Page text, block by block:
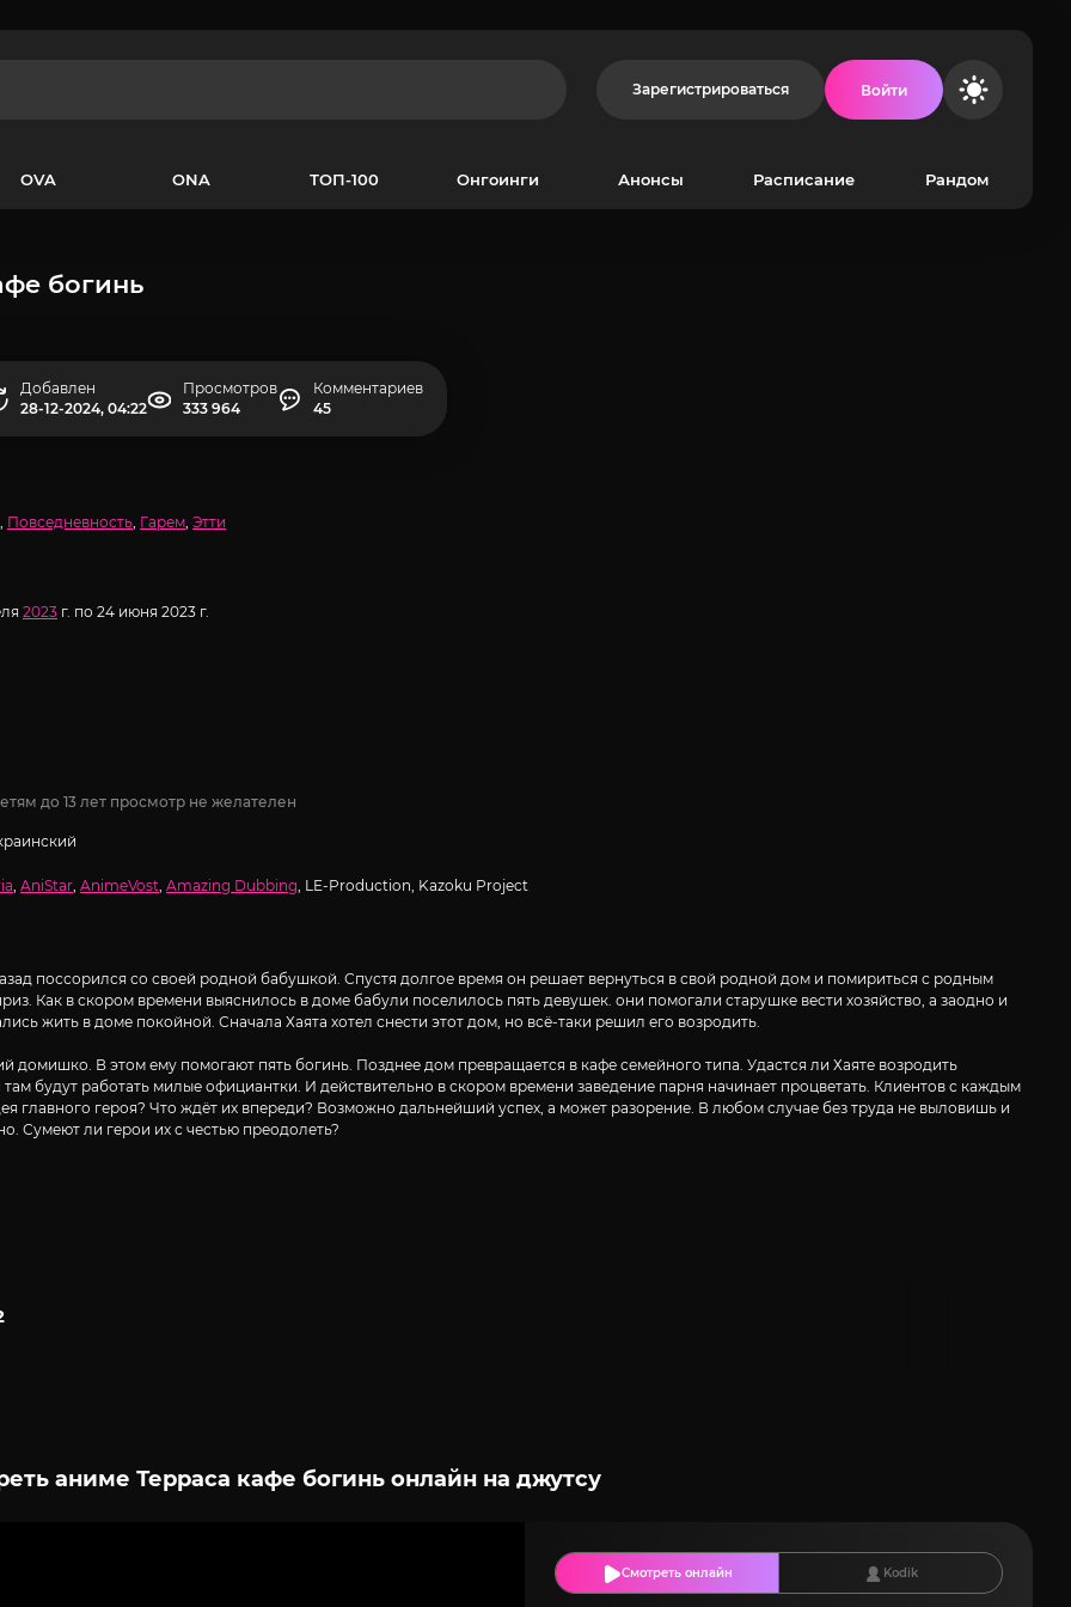
Зарегистрироваться Войти
OVA ONA ТОП-100 Онгоинги Анонсы Расписание Рандом
богинь
Добавлен
28-12-2024, 04:22
Просмотров
333 964
Комментариев
45
, Повседневность, Гарем, Этти
2023 г. по 24 июня 2023 г.
до 13 лет просмотр не желателен
, AniStar, AnimeVost, Amazing Dubbing, LE-Production, Kazoku Project
поссорился со своей родной бабушкой. Спустя долгое время он решает вернуться в свой родной дом и помириться с родным
Как в скором времени выяснилось в доме бабули поселилось пять девушек. они помогали старушке вести хозяйство, а заодно и
жить в доме покойной. Сначала Хаята хотел снести этот дом, но всё-таки решил его возродить.
домишко. В этом ему помогают пять богинь. Позднее дом превращается в кафе семейного типа. Удастся ли Хаяте возродить
будут работать милые официантки. И действительно в скором времени заведение парня начинает процветать. Клиентов с каждым
главного героя? Что ждёт их впереди? Возможно дальнейший успех, а может разорение. В любом случае без труда не выловишь и
Сумеют ли герои их с честью преодолеть?
аниме Терраса кафе богинь онлайн на джутсу
Смотреть онлайн Kodik